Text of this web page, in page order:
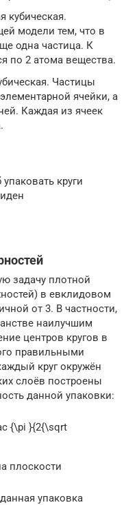
кубическая.
модели тем, что в
одна частица. К
по 2 атома вещества.
Частицы
ячейки, а
Каждая из ячеек
круги
задачу плотной
в евклидовом
от 3. В частности,
наилучшим
центров кругов в
правильными
круг окружён
слоёв построены
данной упаковки:
{\pi }{2{\sqrt
плоскости
упаковка